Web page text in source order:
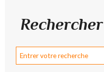
Rechercher